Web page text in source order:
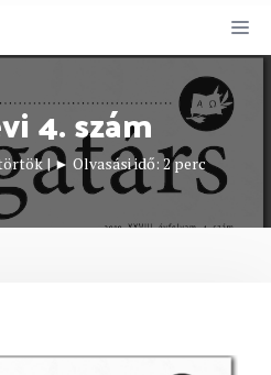
4. szám
|► Olvasási idő: 2perc